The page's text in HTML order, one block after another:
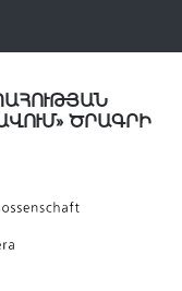
ԾՐԱԳՐԻ